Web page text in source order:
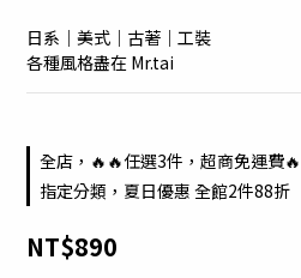
日系｜美式｜古著｜工裝
各種風格盡在 Mr.tai
全店，🔥🔥任選3件，超商免運費
指定分類，夏日優惠 全館2件88折
NT$890